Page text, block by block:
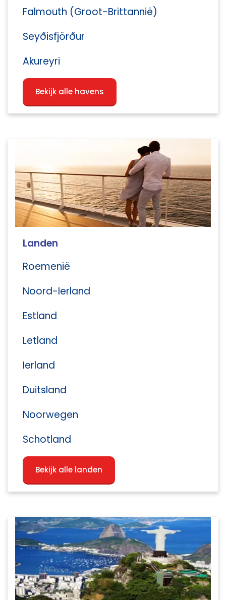
Falmouth (Groot-Brittannië)
Seyðisfjörður
Akureyri
Bekijk alle havens
Landen
Roemenië
Noord-Ierland
Estland
Letland
Ierland
Duitsland
Noorwegen
Schotland
Bekijk alle landen